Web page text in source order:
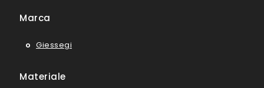
Marca
Giessegi
Materiale